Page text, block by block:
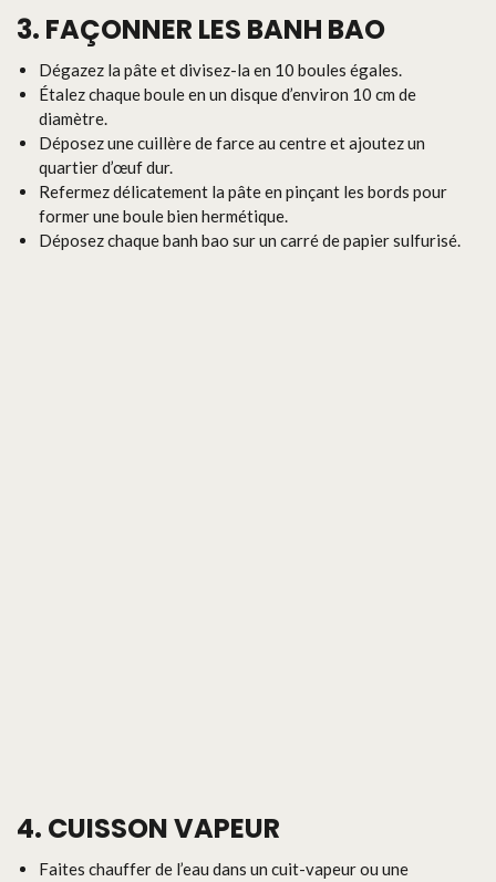
3. FAÇONNER LES BANH BAO
Dégazez la pâte et divisez-la en 10 boules égales.
Étalez chaque boule en un disque d’environ 10 cm de
diamètre.
Déposez une cuillère de farce au centre et ajoutez un
quartier d’œuf dur.
Refermez délicatement la pâte en pinçant les bords pour
former une boule bien hermétique.
Déposez chaque banh bao sur un carré de papier sulfurisé.
4. CUISSON VAPEUR
Faites chauffer de l’eau dans un cuit-vapeur ou une